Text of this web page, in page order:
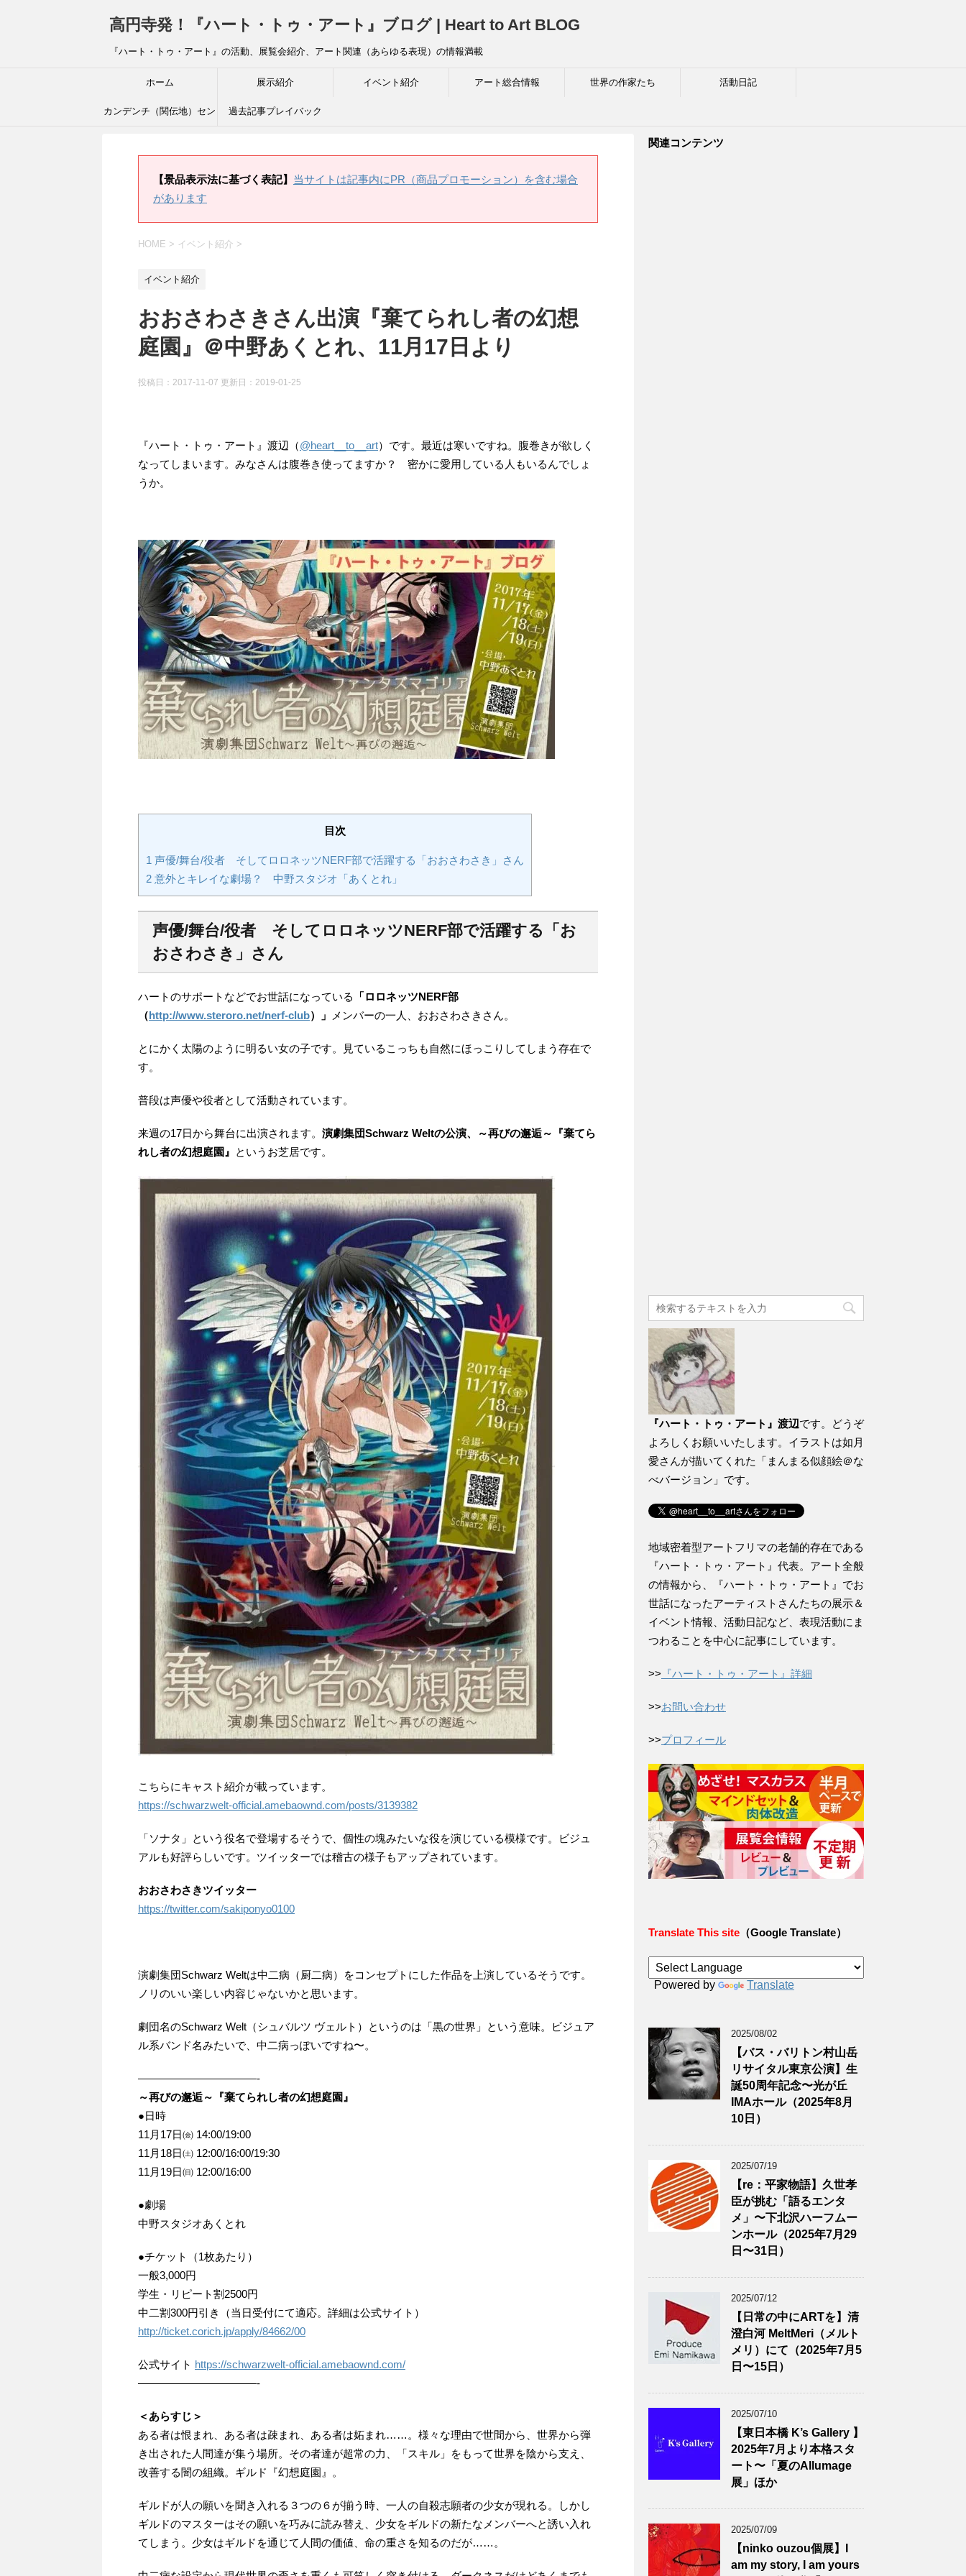
高円寺発！『ハート・トゥ・アート』ブログ | Heart to Art BLOG
『ハート・トゥ・アート』の活動、展覧会紹介、アート関連（あらゆる表現）の情報満載
ホーム 展示紹介 イベント紹介 アート総合情報 世界の作家たち 活動日記
カンデンチ（関伝地）セン 過去記事プレイバック
【景品表示法に基づく表記】 当サイトは記事内にPR（商品プロモーション）を含む場合
があります
HOME > イベント紹介 >
イベント紹介
おおさわさきさん出演『棄てられし者の幻想
庭園』＠中野あくとれ、11月17日より
投稿日：2017-11-07 更新日： 2019-01-25
『ハート・トゥ・アート』渡辺（@heart__to__art）です。最近は寒いですね。腹巻きが欲しく
なってしまいます。みなさんは腹巻き使ってますか？ 密かに愛用している人もいるんでしょ
うか。
目次
1 声優/舞台/役者 そしてロロネッツNERF部で活躍する「おおさわさき」さん
2 意外とキレイな劇場？ 中野スタジオ「あくとれ」
声優/舞台/役者 そしてロロネッツNERF部で活躍する「お
おさわさき」さん
ハートのサポートなどでお世話になっている
「ロロネッツNERF部
（http://www.steroro.net/nerf-club）」 メンバーの一人、おおさわさきさん。
とにかく太陽のように明るい女の子です。見ているこっちも自然にほっこりしてしまう存在で
す。
普段は声優や役者として活動されています。
来週の17日から舞台に出演されます。 演劇集団Schwarz Weltの公演、～再びの邂逅～『棄てら
れし者の幻想庭園』 というお芝居です。
こちらにキャスト紹介が載っています。
https://schwarzwelt-official.amebaownd.com/posts/3139382
「ソナタ」という役名で登場するそうで、個性の塊みたいな役を演じている模様です。ビジュ
アルも好評らしいです。ツイッターでは稽古の様子もアップされています。
おおさわさきツイッター
https://twitter.com/sakiponyo0100
演劇集団Schwarz Weltは中二病（厨二病）をコンセプトにした作品を上演しているそうです。
ノリのいい楽しい内容じゃないかと思います。
劇団名のSchwarz Welt（シュバルツ ヴェルト）というのは「黒の世界」という意味。ビジュア
ル系バンド名みたいで、中二病っぽいですね〜。
———————————-
～再びの邂逅～『棄てられし者の幻想庭園』
●日時
11月17日㈮ 14:00/19:00
11月18日㈯ 12:00/16:00/19:30
11月19日㈰ 12:00/16:00
●劇場
中野スタジオあくとれ
●チケット（1枚あたり）
一般3,000円
学生・リピート割2500円
中二割300円引き（当日受付にて適応。詳細は公式サイト）
http://ticket.corich.jp/apply/84662/00
公式サイト https://schwarzwelt-official.amebaownd.com/
———————————-
＜あらすじ＞
ある者は恨まれ、ある者は疎まれ、ある者は妬まれ……。様々な理由で世間から、世界から弾
き出された人間達が集う場所。その者達が超常の力、「スキル」をもって世界を陰から支え、
改善する闇の組織。ギルド『幻想庭園』。
ギルドが人の願いを聞き入れる３つの６が揃う時、一人の自殺志願者の少女が現れる。しかし
ギルドのマスターはその願いを巧みに読み替え、少女をギルドの新たなメンバーへと誘い入れ
てしまう。少女はギルドを通じて人間の価値、命の重さを知るのだが……。
関連コンテンツ
『ハート・トゥ・アート』渡辺です。どうぞ
よろしくお願いいたします。イラストは如月
愛さんが描いてくれた「まんまる似顔絵＠な
べバージョン」です。
地域密着型アートフリマの老舗的存在である
『ハート・トゥ・アート』代表。アート全般
の情報から、『ハート・トゥ・アート』でお
世話になったアーティストさんたちの展示＆
イベント情報、活動日記など、表現活動にま
つわることを中心に記事にしています。
>> 『ハート・トゥ・アート』詳細
>>お問い合わせ
>>プロフィール
Translate This site （Google Translate）
Powered by Translate
2025/08/02
【バス・バリトン村山岳
リサイタル東京公演】生
誕50周年記念〜光が丘
IMAホール（2025年8月
10日）
2025/07/19
【re：平家物語】久世孝
臣が挑む「語るエンタ
メ」〜下北沢ハーフムー
ンホール（2025年7月29
日〜31日）
2025/07/12
【日常の中にARTを】清
澄白河 MeltMeri（メルト
メリ）にて（2025年7月5
日〜15日）
2025/07/10
【東日本橋 K’s Gallery 】
2025年7月より本格スタ
ート〜「夏のAllumage
展」ほか
2025/07/09
【ninko ouzou個展】I
am my story, I am yours